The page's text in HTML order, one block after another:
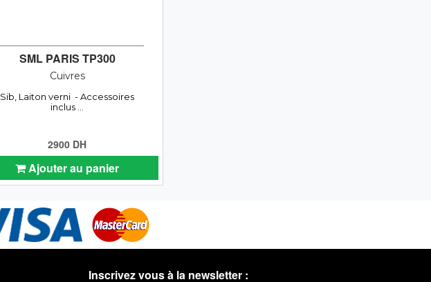
SML PARIS TP300
Cuivres
Sib, Laiton verni - Accessoires
inclus ...
2900 DH
Ajouter au panier
Inscrivez vous à la newsletter :